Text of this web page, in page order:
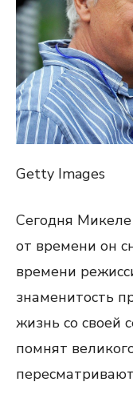
Getty Images
Сегодня
от времени он
времени
знаменитость
жизнь со своей
помнят